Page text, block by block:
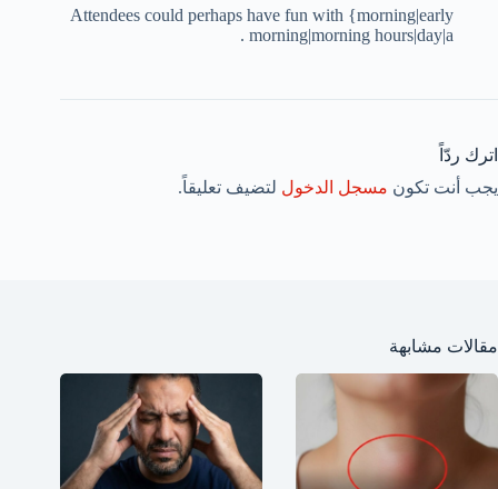
Attendees could perhaps have fun with {morning|early
morning|morning hours|day|a .
اترك ردّاً
يجب أنت تكون مسجل الدخول لتضيف تعليقاً.
مقالات مشابهة